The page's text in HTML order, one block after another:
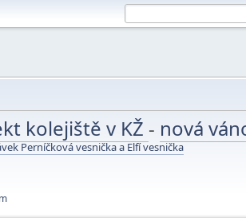
kolejiště v KŽ - nová
Perníčková vesnička a Elfí vesnička